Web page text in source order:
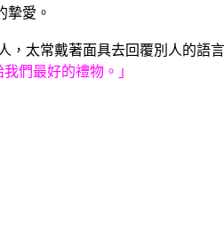
摯愛。
常戴著面具去回覆別人的語言
們最好的禮物。」